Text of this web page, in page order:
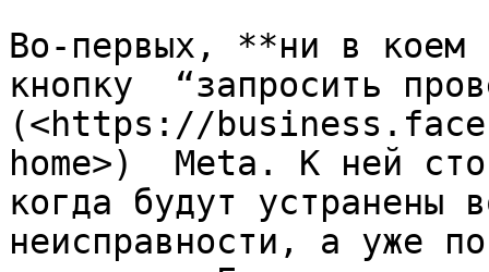
Во-первых, **ни в коем
кнопку  “запросить
(<https://
home>)  Meta. К ней
когда будут устранены
неисправности, а уже